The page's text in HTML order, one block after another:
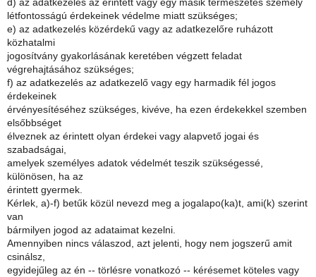
d) az adatkezelés az érintett vagy egy másik természetes személy
létfontosságú érdekeinek védelme miatt szükséges;
e) az adatkezelés közérdekű vagy az adatkezelőre ruházott
közhatalmi
jogosítvány gyakorlásának keretében végzett feladat
végrehajtásához szükséges;
f) az adatkezelés az adatkezelő vagy egy harmadik fél jogos
érdekeinek
érvényesítéséhez szükséges, kivéve, ha ezen érdekekkel szemben
elsőbbséget
élveznek az érintett olyan érdekei vagy alapvető jogai és
szabadságai,
amelyek személyes adatok védelmét teszik szükségessé,
különösen, ha az
érintett gyermek.
Kérlek, a)-f) betűk közül nevezd meg a jogalapo(ka)t, ami(k) szerint
van
bármilyen jogod az adataimat kezelni.
Amennyiben nincs válaszod, azt jelenti, hogy nem jogszerű amit
csinálsz,
egyidejűleg az én -- törlésre vonatkozó -- kérésemet köteles vagy